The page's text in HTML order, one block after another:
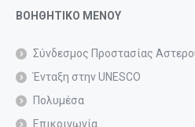
ΒΟΗΘΗΤΙΚΟ ΜΕΝΟΥ
Σύνδεσμος Προστασίας
Ένταξη στην UNESCO
Πολυμέσα
Επικοινωνία